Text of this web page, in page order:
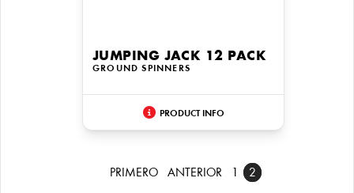
JUMPING JACK 12 PACK
GROUND SPINNERS
PRODUCT INFO
PRIMERO ANTERIOR 2